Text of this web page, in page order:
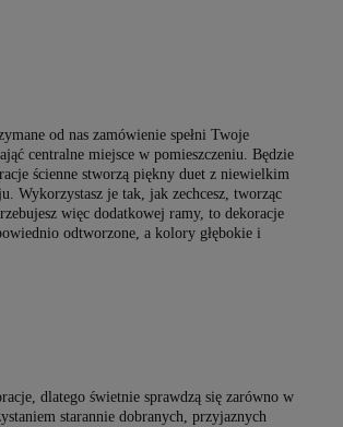
od nas zamówienie spełni Twoje
centralne miejsce w pomieszczeniu. Będzie
ścienne stworzą piękny duet z niewielkim
Wykorzystasz je tak, jak zechcesz, tworząc
więc dodatkowej ramy, to dekoracje
odtworzone, a kolory głębokie i
dlatego świetnie sprawdzą się zarówno w
starannie dobranych, przyjaznych